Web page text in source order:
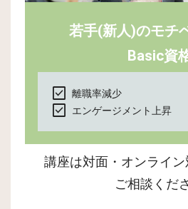
若手(新人)のモチ
Basic資
check_box 離職率減少
check_box エンゲージメント上昇
講座は対面・オンライン
ご相談くだ